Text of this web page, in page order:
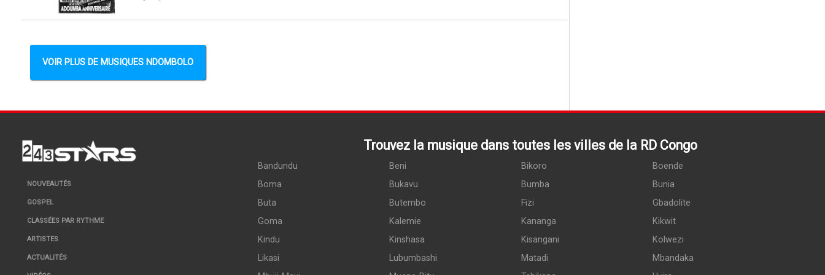
VOIR PLUS DE MUSIQUES NDOMBOLO
NOUVEAUTÉS
GOSPEL
CLASSÉES PAR RYTHME
ARTISTES
ACTUALITÉS
Trouvez la musique dans toutes les villes de la RD Congo
Bandundu Beni Bikoro
Boende
Boma
Bukavu Bumba
Bunia
Buta
Butembo Fizi
Gbadolite
Goma
Kalemie Kananga
Kikwit
Kindu
Kinshasa Kisangani
Kolwezi
Likasi
Lubumbashi Matadi
Mbandaka